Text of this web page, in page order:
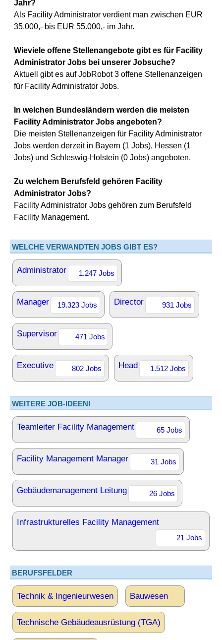
Jahr?
Als Facility Administrator verdient man zwischen EUR
35.000,- bis EUR 55.000,- im Jahr.
Wieviele offene Stellenangebote gibt es für Facility
Administrator Jobs bei unserer Jobsuche?
Aktuell gibt es auf JobRobot 3 offene Stellenanzeigen
für Facility Administrator Jobs.
In welchen Bundesländern werden die meisten
Facility Administrator Jobs angeboten?
Die meisten Stellenanzeigen für Facility Administrator
Jobs werden derzeit in Bayern (1 Jobs), Hessen (1
Jobs) und Schleswig-Holstein (0 Jobs) angeboten.
Zu welchem Berufsfeld gehören Facility
Administrator Jobs?
Facility Administrator Jobs gehören zum Berufsfeld
Facility Management.
WELCHE VERWANDTEN JOBS GIBT ES?
Administrator 1.247 Jobs
Manager 19.323 Jobs Director 931 Jobs
Supervisor 471 Jobs
Executive 802 Jobs Head 1.512 Jobs
WEITERE JOB-IDEEN!
Teamleiter Facility Management 65 Jobs
Facility Management Manager 31 Jobs
Gebäudemanagement Leitung 26 Jobs
Infrastrukturelles Facility Management
21 Jobs
BERUFSFELDER
Technik & Ingenieurwesen Bauwesen
Technische Gebäudeausrüstung (TGA)